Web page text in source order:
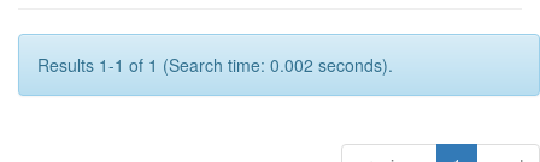
Results 1-1 of 1 (Search time: 0.002 seconds).